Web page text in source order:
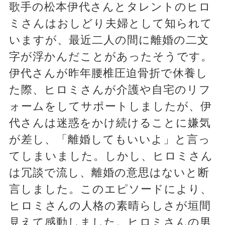
歌手の松本伊代さんとタレントのヒロ
ミさんはおしどり夫婦として知られて
いますが、最近二人の間に離婚の二文
字が浮かんだことがあったそうです。
伊代さんが昨年腰椎圧迫骨折で休養し
た際、ヒロミさんが介護や自宅のリフ
ォームをしてサポートしましたが、伊
代さんは迷惑をかけ続けることに嫌気
が差し、「離婚してもいいよ」と言っ
てしまいました。しかし、ヒロミさん
は冗談で流し、離婚の意思はないと断
言しました。このエピソードにより、
ヒロミさんの人格の素晴らしさが垣間
見えて感動しました。ヒロミさんの男